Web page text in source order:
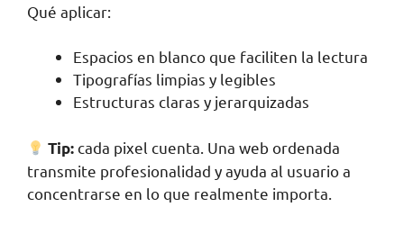
Qué aplicar:
Espacios en blanco que faciliten la lectura
Tipografías limpias y legibles
Estructuras claras y jerarquizadas
Tip:cada pixel cuenta. Una web ordenada
transmite profesionalidad y ayuda al usuario a
concentrarse en lo que realmente importa.